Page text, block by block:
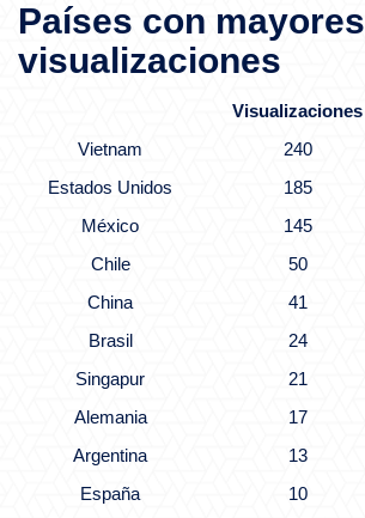
Países con mayores
visualizaciones
Visualizaciones
Vietnam
240
Estados Unidos
185
México
145
Chile
50
China
41
Brasil
24
Singapur
21
Alemania
17
Argentina
13
España
10